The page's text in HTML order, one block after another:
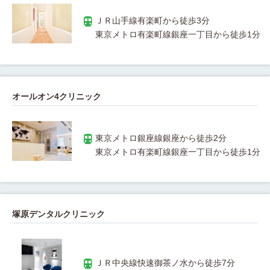
オールオン4クリニック
塚原デンタルクリニック